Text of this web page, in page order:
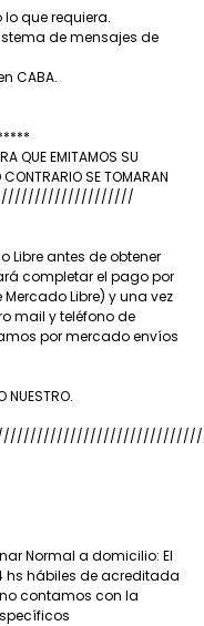
que requiera.
de mensajes de
CABA.
QUE EMITAMOS SU
SE TOMARAN
////////////////////////
Libre antes de obtener
completar el pago por
Libre) y una vez
mail y teléfono de
por mercado envíos
NUESTRO.
Normal a domicilio: El
hs hábiles de acreditada
contamos con la